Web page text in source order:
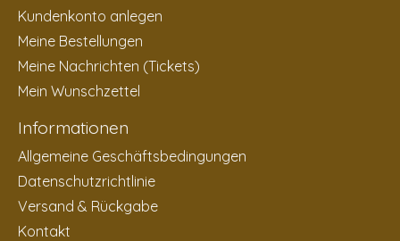
Kundenkonto anlegen
Meine Bestellungen
Meine Nachrichten (Tickets)
Mein Wunschzettel
Informationen
Allgemeine Geschäftsbedingungen
Datenschutzrichtlinie
Versand & Rückgabe
Kontakt